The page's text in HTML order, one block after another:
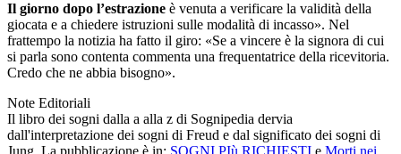
Il giorno dopo l’estrazione è venuta a verificare la validità della
giocata e a chiedere istruzioni sulle modalità di incasso». Nel
frattempo la notizia ha fatto il giro: «Se a vincere è la signora di cui
si parla sono contenta commenta una frequentatrice della ricevitoria.
Credo che ne abbia bisogno».
Note Editoriali
Il libro dei sogni dalla a alla z di Sognipedia dervia
dall'interpretazione dei sogni di Freud e dal significato dei sogni di
Jung. La pubblicazione è in: SOGNI PIù RICHIESTI e Morti nei